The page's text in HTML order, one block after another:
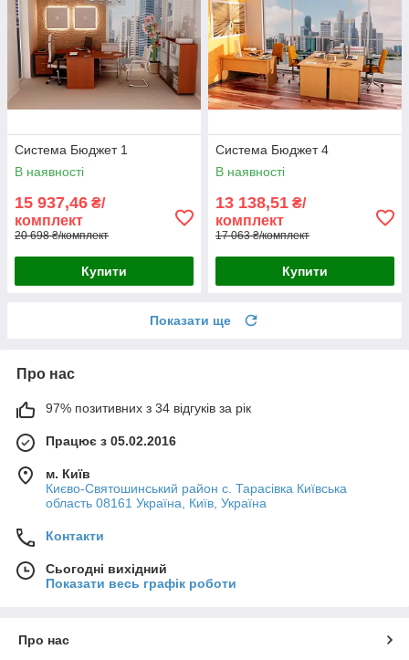
Система Бюджет 1
В наявності
15 937,46 ₴/
комплект
20 698 ₴/комплект
Купити
Система Бюджет 4
В наявності
13 138,51 ₴/
комплект
17 063 ₴/комплект
Купити
Показати ще
Про нас
97% позитивних з 34 відгуків за рік
Працює з 05.02.2016
м. Київ
Києво-Святошинський район с. Тарасівка Київська
область 08161 Україна, Київ, Україна
Контакти
Сьогодні вихідний
Показати весь графік роботи
Про нас